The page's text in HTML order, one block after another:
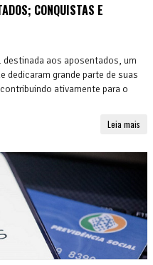
CONQUISTAS E
destinada aos aposentados, um
dedicaram grande parte de suas
ativamente para o
Leia mais